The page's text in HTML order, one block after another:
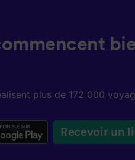
plus de 172 000
Recevoir un